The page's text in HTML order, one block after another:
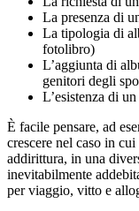
La presenza di
La tipologia di
fotolibro)
L’aggiunta di
genitori degli
L’esistenza di
È facile pensare, ad
crescere nel caso in
addirittura, in una
inevitabilmente
per viaggio, vitto e